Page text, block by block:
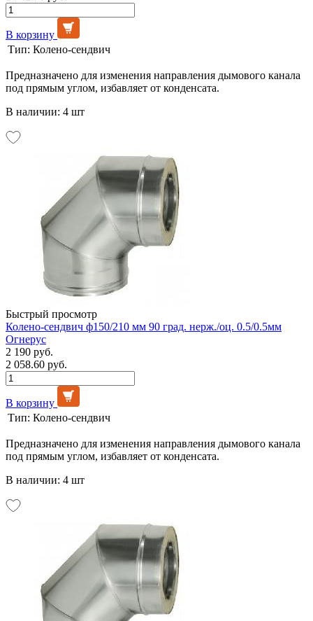
В корзину
Тип: Колено-сендвич
Предназначено для изменения направления дымового канала
под прямым углом, избавляет от конденсата.
В наличии: 4 шт
Быстрый просмотр
Колено-сендвич ф150/210 мм 90 град. нерж./оц. 0.5/0.5мм
Огнерус
2 190 руб.
2 058.60 руб.
В корзину
Тип: Колено-сендвич
Предназначено для изменения направления дымового канала
под прямым углом, избавляет от конденсата.
В наличии: 4 шт